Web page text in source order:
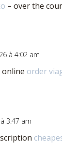
– over the
à 4:02 am
online order
3:47 am